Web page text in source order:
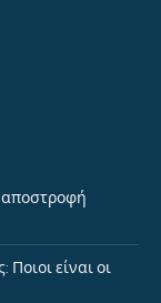
αποστροφή
είναι οι